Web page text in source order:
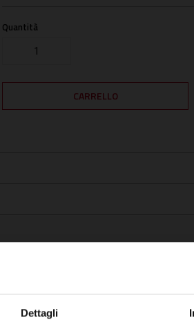
Dettagli
Quantità